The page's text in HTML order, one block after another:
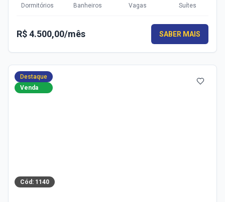
Dormitórios Banheiros Vagas Suítes
R$ 4.500,00/mês SABER MAIS
Destaque
Venda
Cód: 1140